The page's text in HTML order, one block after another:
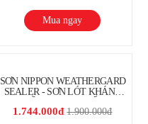
Mua ngay
SƠN NIPPON WEATHERGARD
SEALER - SƠN LÓT KHÁNG
1.744.000đ 1.900.000đ